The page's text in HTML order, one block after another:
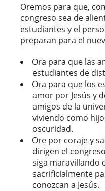
Oremos para que,
congreso sea de
estudiantes y el
preparan para el
Ora para que las
estudiantes de
Ora para que los
amor por Jesús y
amigos de la
viviendo como
oscuridad.
Ore por coraje y
dirigen el
siga maravillando
sacrificialmente
conozcan a Jesús.